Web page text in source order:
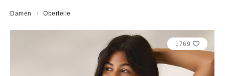
Damen Oberteile
1769